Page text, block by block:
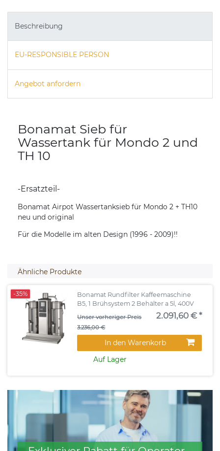
Beschreibung
EU-RESPONSIBLE PERSON
Angebot anfordern
Bonamat Sieb für
Wassertank für Mondo 2 und
TH 10
-Ersatzteil-
Bonamat Airpot Wassertanksieb für Mondo 2 + TH10
neu und original
Für die Modelle im alten Design (1996 - 2009)!!
Ähnliche Produkte
-35%
Bonamat Rundfilter Kaffeemaschine
B5, 1 Brühsystem 2 Behälter a 5l, 400V
Unser vorheriger Preis
3.236,00 €
2.091,60 € *
In den Warenkorb
Auf Lager